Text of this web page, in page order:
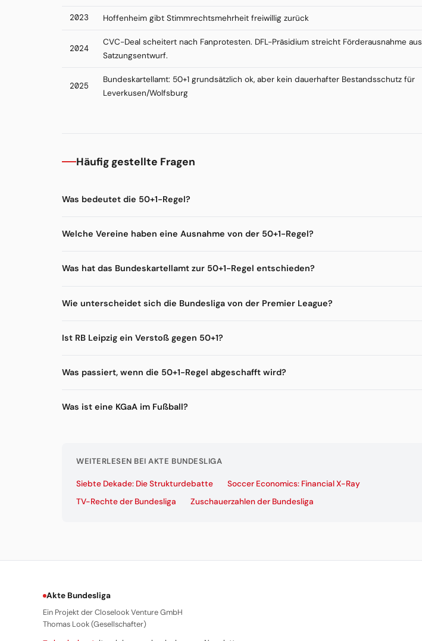
2023 Hoffenheim gibt Stimmrechtsmehrheit freiwillig zurück
2024
CVC-Deal scheitert nach Fanprotesten. DFL-Präsidium streicht Förderausnahme aus
Satzungsentwurf.
2025
Bundeskartellamt: 50+1 grundsätzlich ok, aber kein dauerhafter Bestandsschutz für
Leverkusen/Wolfsburg
Häufig gestellte Fragen
Was bedeutet die 50+1-Regel?
Welche Vereine haben eine Ausnahme von der 50+1-Regel?
Was hat das Bundeskartellamt zur 50+1-Regel entschieden?
Wie unterscheidet sich die Bundesliga von der Premier League?
Ist RB Leipzig ein Verstoß gegen 50+1?
Was passiert, wenn die 50+1-Regel abgeschafft wird?
Was ist eine KGaA im Fußball?
WEITERLESEN BEI AKTE BUNDESLIGA
Siebte Dekade: Die Strukturdebatte
Soccer Economics: Financial X-Ray
TV-Rechte der Bundesliga
Zuschauerzahlen der Bundesliga
Akte Bundesliga
Ein Projekt der Closelook Venture GmbH
Thomas Look (Gesellschafter)